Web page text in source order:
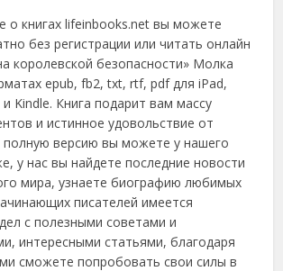
о книгах lifeinbooks.net вы можете
без регистрации или читать онлайн
королевской безопасности» Молка
epub, fb2, txt, rtf, pdf для iPad,
Kindle. Книга подарит вам массу
и истинное удовольствие от
полную версию вы можете у нашего
у нас вы найдете последние новости
мира, узнаете биографию любимых
писателей имеется
с полезными советами и
интересными статьями, благодаря
сможете попробовать свои силы в